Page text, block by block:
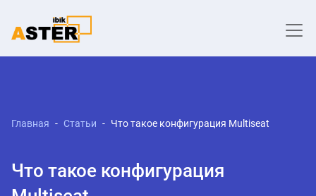
Главная Статьи Что такое конфигурация Multiseat
Что такое конфигурация